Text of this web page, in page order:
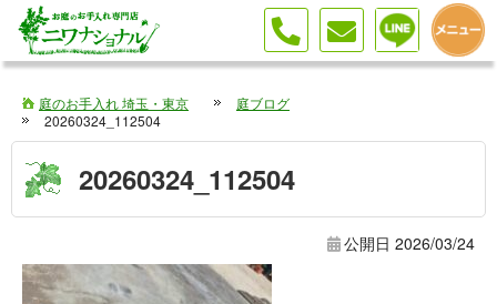
庭のお手入れ 埼玉・東京
庭ブログ
20260324_112504
20260324_112504
公開日 2026/03/24